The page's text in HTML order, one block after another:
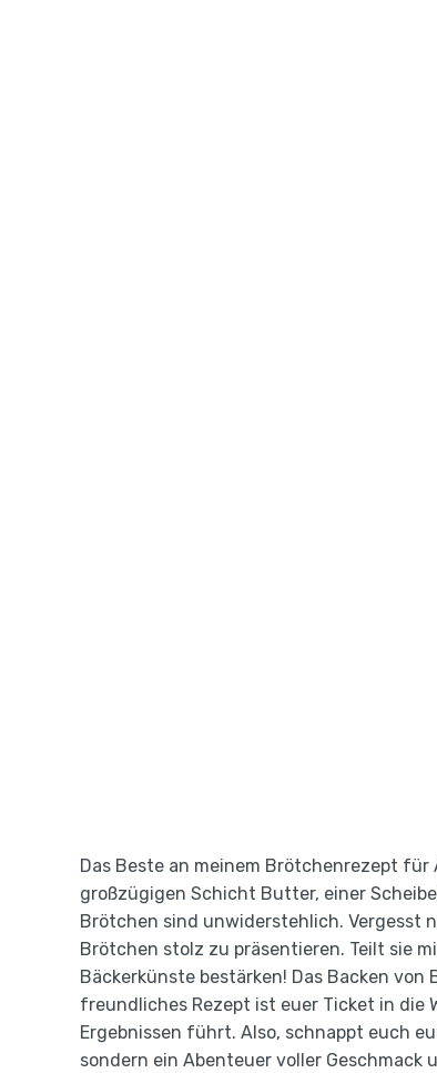
Das Beste an meinem Brötchenrezept
großzügigen Schicht Butter, einer
Brötchen sind unwiderstehlich. Vergesst
Brötchen stolz zu präsentieren. Teilt sie
Bäckerkünste bestärken! Das Backen
freundliches Rezept ist euer Ticket in die
Ergebnissen führt. Also, schnappt euch
sondern ein Abenteuer voller Geschmack